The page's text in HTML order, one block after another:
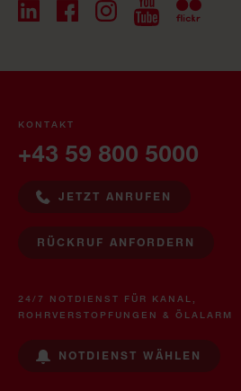
KONTAKT
+43 59 800 5000
JETZT ANRUFEN
RÜCKRUF ANFORDERN
24/7 NOTDIENST FÜR KANAL,
ROHRVERSTOPFUNGEN & ÖLALARM
NOTDIENST WÄHLEN